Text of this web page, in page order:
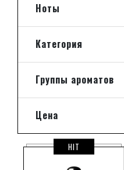
известности, и, тем не
Попробуйте также
Ноты
Категория
Группы ароматов
Цена
HIT